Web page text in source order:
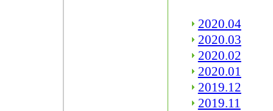
2020.04
2020.03
2020.02
2020.01
2019.12
2019.11